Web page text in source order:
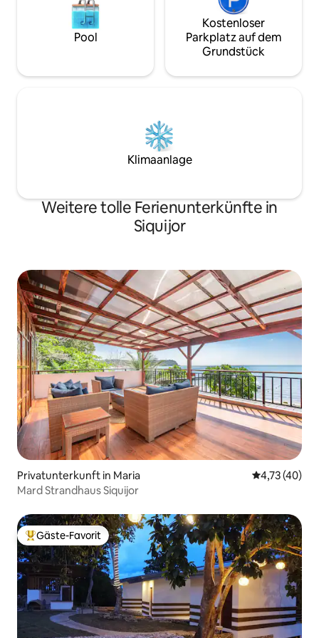
Pool
Kostenloser
Parkplatz auf dem
Grundstück
Klimaanlage
Weitere tolle Ferienunterkünfte in
Siquijor
Privatunterkunft in Maria
4,73 (40)
Mard Strandhaus Siquijor
Beliebter Gäste-Favorit.
Gäste-Favorit